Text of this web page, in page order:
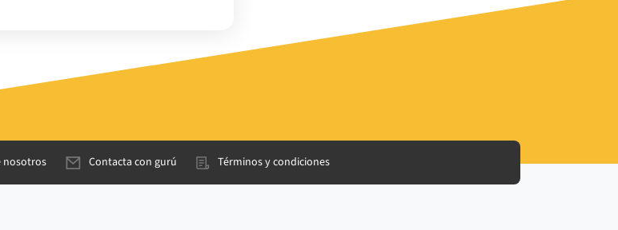
nosotros Contacta con gurú Términos y condiciones